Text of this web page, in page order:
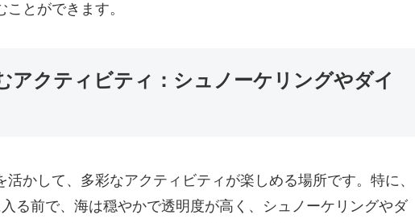
とができます。
アクティビティ：シュノーケリングやダイ
かして、多彩なアクティビティが楽しめる場所です。特に、
る前で、海は穏やかで透明度が高く、シュノーケリングやダ